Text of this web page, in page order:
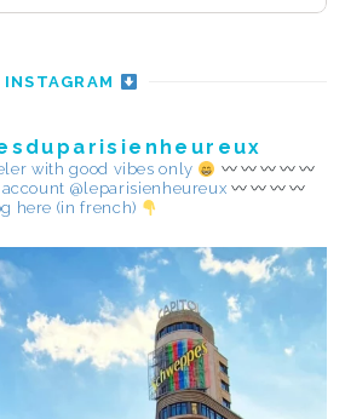
with good vibes only
@leparisienheureux
here (in french)